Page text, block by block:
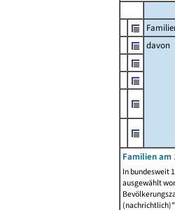
davon
Familien am
In bundesweit
ausgewählt